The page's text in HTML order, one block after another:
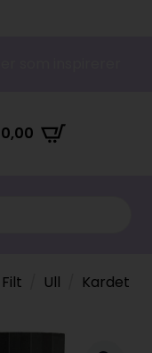
0,00
Ull
Kardet